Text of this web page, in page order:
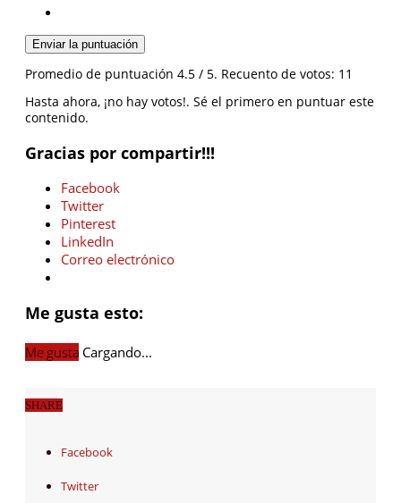
Enviar la puntuación
Promedio de puntuación 4.5 / 5. Recuento de votos: 11
Hasta ahora, ¡no hay votos!. Sé el primero en puntuar este
contenido.
Gracias por compartir!!!
Facebook
Twitter
Pinterest
LinkedIn
Correo electrónico
Me gusta esto:
Me gusta Cargando...
SHARE
Facebook
Twitter